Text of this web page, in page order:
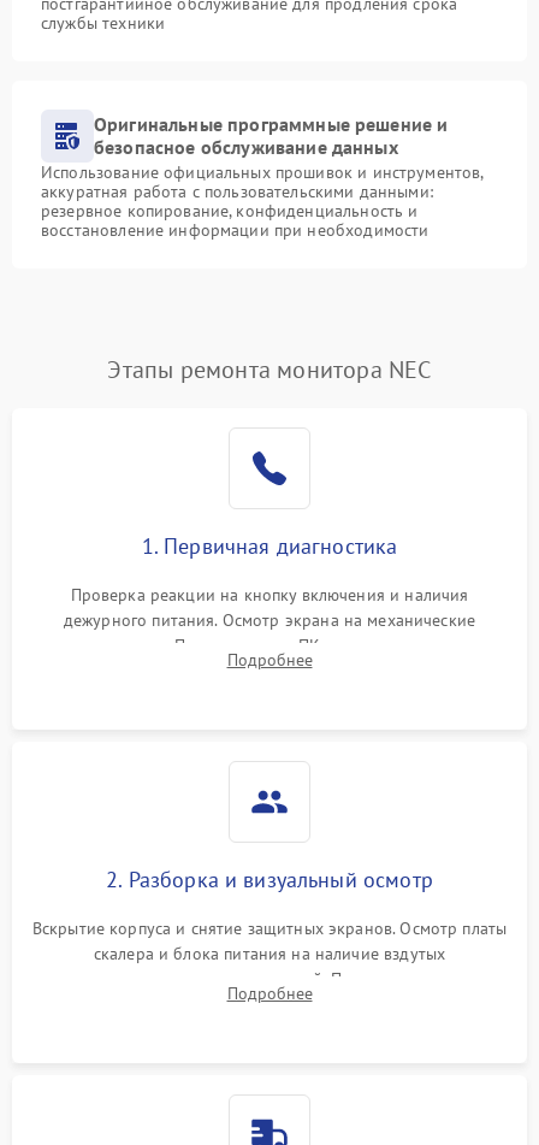
службы техники
Оригинальные программные решение и
безопасное обслуживание данных
Использование официальных прошивок и инструментов,
аккуратная работа с пользовательскими данными:
резервное копирование, конфиденциальность и
восстановление информации при необходимости
Этапы ремонта монитора NEC
1. Первичная диагностика
Проверка реакции на кнопку включения и наличия
дежурного питания. Осмотр экрана на механические
повреждения. Подключение к ПК для оценки вывода
изображения, работы подсветки и выявления артефактов на
Подробнее
2. Разборка и визуальный осмотр
Вскрытие корпуса и снятие защитных экранов. Осмотр платы
скалера и блока питания на наличие вздутых
конденсаторов, прогаров, окислений. Проверка надежности
контактов и целостности шлейфов матрицы.
Подробнее